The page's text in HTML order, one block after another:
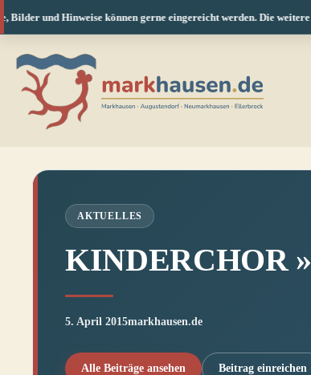
und Hinweise können gerne eingereicht werden. Die weitere
Inhalt
springen
AKTUELLES
KINDERCHOR
5. April 2015markhausen.de
Alle Beiträge ansehen Beitrag einreichen